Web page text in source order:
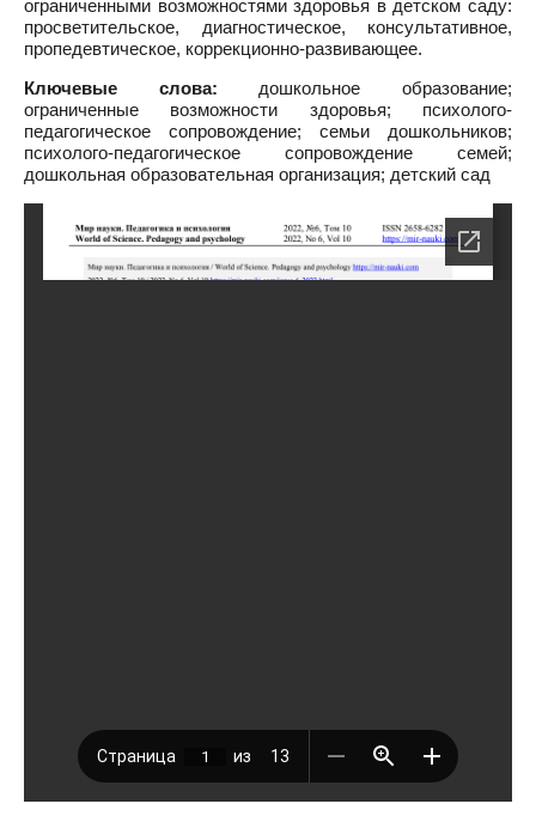
ограниченными возможностями здоровья в детском саду:
просветительское, диагностическое, консультативное,
пропедевтическое, коррекционно-развивающее.
Ключевые слова: дошкольное образование;
ограниченные возможности здоровья; психолого-
педагогическое сопровождение; семьи дошкольников;
психолого-педагогическое сопровождение семей;
дошкольная образовательная организация; детский сад